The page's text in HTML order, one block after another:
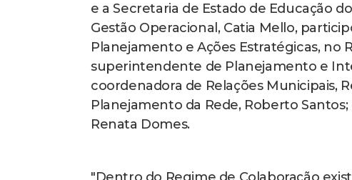
e a Secretaria de Estado de Educação
Gestão Operacional, Catia Mello,
Planejamento e Ações Estratégicas, no
superintendente de Planejamento e
coordenadora de Relações Municipais,
Planejamento da Rede, Roberto
Renata Domes.